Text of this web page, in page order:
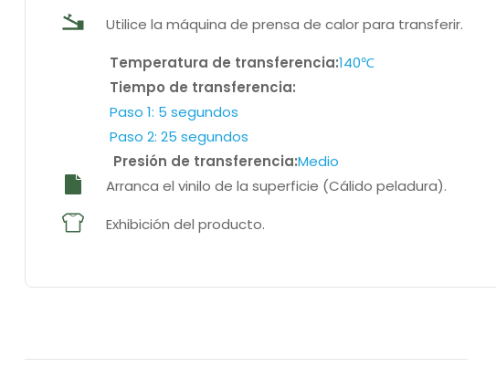
Utilice la máquina de prensa de calor para transferir.
Temperatura de transferencia:140℃
Tiempo de transferencia:
Paso 1: 5 segundos
Paso 2: 25 segundos
Presión de transferencia:Medio
Arranca el vinilo de la superficie (Cálido peladura).
Exhibición del producto.